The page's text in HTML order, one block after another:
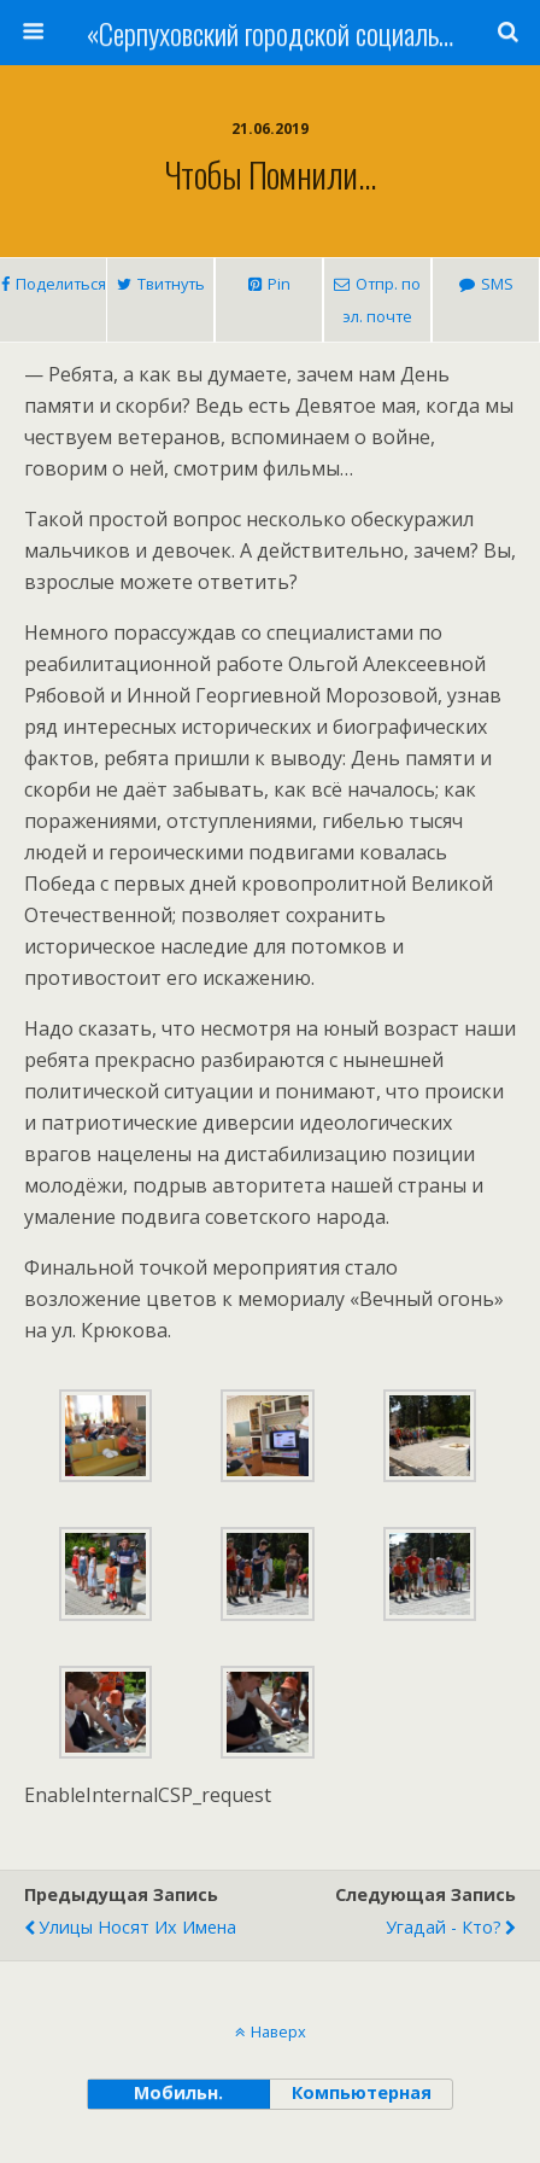
«Серпуховский городской социально-реабилитационный Центр для несовершеннолетних»
21.06.2019
Чтобы Помнили…
Поделиться Твитнуть Pin
Отпр. по
эл. почте
SMS
— Ребята, а как вы думаете, зачем нам День
памяти и скорби? Ведь есть Девятое мая, когда мы
чествуем ветеранов, вспоминаем о войне,
говорим о ней, смотрим фильмы…
Такой простой вопрос несколько обескуражил
мальчиков и девочек. А действительно, зачем? Вы,
взрослые можете ответить?
Немного порассуждав со специалистами по
реабилитационной работе Ольгой Алексеевной
Рябовой и Инной Георгиевной Морозовой, узнав
ряд интересных исторических и биографических
фактов, ребята пришли к выводу: День памяти и
скорби не даёт забывать, как всё началось; как
поражениями, отступлениями, гибелью тысяч
людей и героическими подвигами ковалась
Победа с первых дней кровопролитной Великой
Отечественной; позволяет сохранить
историческое наследие для потомков и
противостоит его искажению.
Надо сказать, что несмотря на юный возраст наши
ребята прекрасно разбираются с нынешней
политической ситуации и понимают, что происки
и патриотические диверсии идеологических
врагов нацелены на дистабилизацию позиции
молодёжи, подрыв авторитета нашей страны и
умаление подвига советского народа.
Финальной точкой мероприятия стало
возложение цветов к мемориалу «Вечный огонь»
на ул. Крюкова.
EnableInternalCSP_request
Предыдущая Запись
Улицы Носят Их Имена
Следующая Запись
Угадай - Кто?
Наверх
Мобильн. Компьютерная